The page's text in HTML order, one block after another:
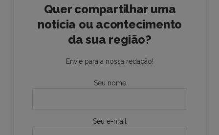
Quer compartilhar uma
notícia ou acontecimento
da sua região?
Envie para a nossa redação!
Seu nome
Seu e-mail